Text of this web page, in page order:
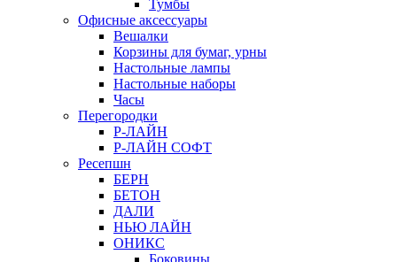
Тумбы
Офисные аксессуары
Вешалки
Корзины для бумаг, урны
Настольные лампы
Настольные наборы
Часы
Перегородки
Р-ЛАЙН
Р-ЛАЙН СОФТ
Ресепшн
БЕРН
БЕТОН
ДАЛИ
НЬЮ ЛАЙН
ОНИКС